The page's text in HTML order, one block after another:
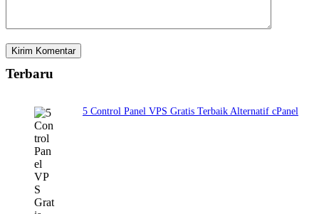
Kirim Komentar
Terbaru
5 Control Panel VPS Gratis Terbaik Alternatif cPanel